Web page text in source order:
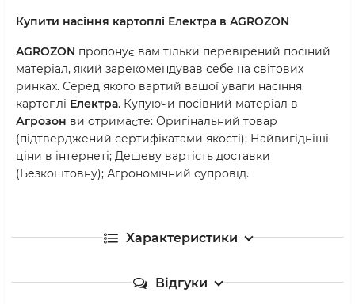
Купити насіння картоплі Електра в AGROZON
AGROZON пропонує вам тільки перевірений посіний
матеріал, який зарекомендував себе на світових
ринках. Серед якого вартий вашої уваги насіння
картоплі Електра. Купуючи посівний матеріал в
Агрозон ви отримаєте: Оригінальний товар
(підтверджений сертифікатами якості); Найвигідніші
ціни в інтернеті; Дешеву вартість доставки
(Безкоштовну); Агрономічний супровід.
Характеристики
Відгуки